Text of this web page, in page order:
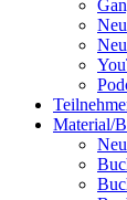
Material/